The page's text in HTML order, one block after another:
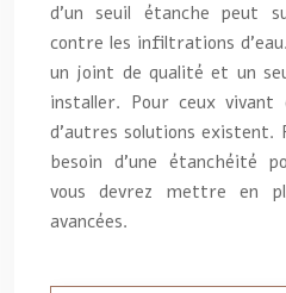
d’un seuil étanche peut
contre les infiltrations
un joint de qualité et un
installer. Pour ceux vivant
d’autres solutions existent.
besoin d’une étanchéité
vous devrez mettre en
avancées.